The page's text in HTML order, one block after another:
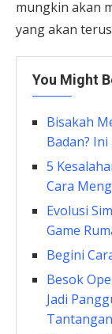
mungkin akan
yang akan
You Might
Bisakah
Badan?
5
Cara
Evolusi
Game
Begini
Besok
Jadi